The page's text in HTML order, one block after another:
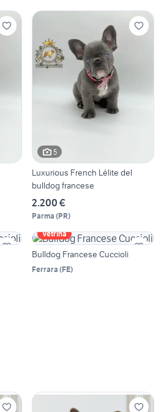
5
Luxurious French Lélite del
bulldog francese
2.200 €
Parma (PR)
Vetrina
Bulldog Francese Cuccioli
Ferrara (FE)